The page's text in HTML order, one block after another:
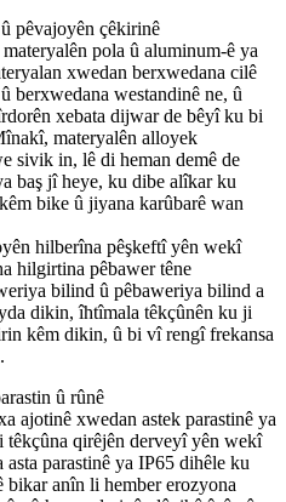
pêvajoyên çêkirinê
pola û aluminum-ê ya
xwedan berxwedana cilê
berxwedana westandinê ne, û
xebata dijwar de bêyî ku bi
materyalên alloyek
sivik in, lê di heman demê de
baş jî heye, ku dibe alîkar ku
bike û jiyana karûbarê wan
hilberîna pêşkeftî yên wekî
hilgirtina pêbawer têne
bilind û pêbaweriya bilind a
dikin, îhtîmala têkçûnên ku ji
kêm dikin, û bi vî rengî frekansa
û rûnê
ajotinê xwedan astek parastinê ya
qirêjên derveyî yên wekî
parastinê ya IP65 dihêle ku
bikar anîn li hember erozyona